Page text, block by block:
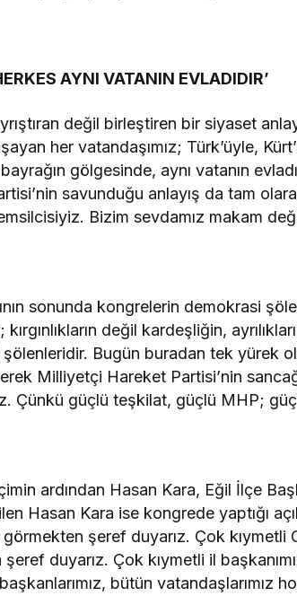
AYNI VATANIN EVLADIDIR’
değil birleştiren bir siyaset
her vatandaşımız; Türk’üyle,
gölgesinde, aynı vatanın
savunduğu anlayış da tam
Bizim sevdamız makam
sonunda kongrelerin demokrasi
kırgınlıkların değil kardeşliğin,
Bugün buradan tek yürek
Milliyetçi Hareket Partisi’nin
Çünkü güçlü teşkilat, güçlü MHP;
ardından Hasan Kara, Eğil İlçe
Hasan Kara ise kongrede yaptığı
görmekten şeref duyarız. Çok kıymetli
duyarız. Çok kıymetli il
bütün vatandaşlarımız